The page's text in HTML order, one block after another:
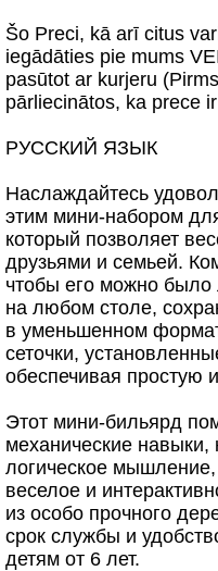
Šo Preci, kā arī citus
iegādāties pie mums
pasūtot ar kurjeru
pārliecinātos, ka prece
РУССКИЙ ЯЗЫК
Наслаждайтесь
этим мини-набором
который позволяет
друзьями и семьей.
чтобы его можно было
на любом столе,
в уменьшенном
сеточки,
обеспечивая простую
Этот мини-бильярд
механические навыки,
логическое
веселое и
из особо прочного
срок службы и
детям от 6 лет.